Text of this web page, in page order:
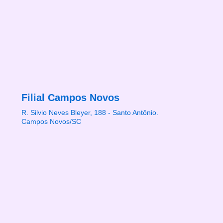
Filial Campos Novos
R. Silvio Neves Bleyer, 188 - Santo Antônio.
Campos Novos/SC